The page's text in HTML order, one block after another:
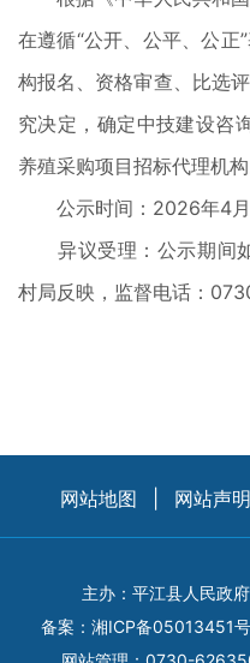
在遵循“公开、公平、公正
构报名、资格审查、比选
究决定，确定中技建设咨
养殖采购项目招标代理机构
公示时间：2026年4月
异议受理：公示期间如
村局反映，监督电话：
网站地图 网站声明
主办：平江县人民政
备案： 湘ICP备05013451号